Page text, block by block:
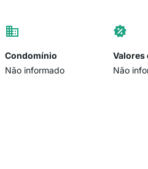
Condomínio
Não informado
Valores
Não